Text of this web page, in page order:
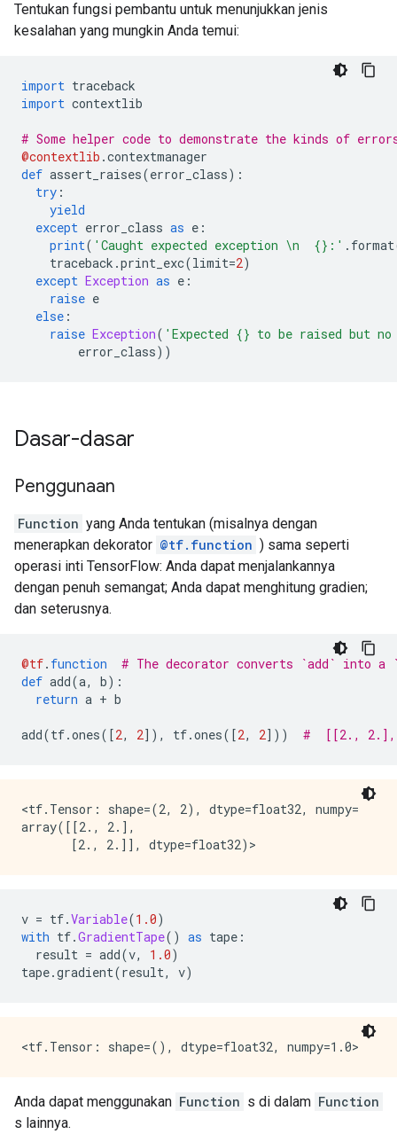
Tentukan fungsi pembantu untuk menunjukkan jenis
kesalahan yang mungkin Anda temui:
import traceback
import contextlib
# Some helper code to demonstrate the kinds of
@contextlib .contextmanager
def assert_raises(error_class):
try :
yield
except error_class as e :
print( 'Caught expected exception \n  {}:' . format
traceback .print_exc(limit=2)
except Exception as e :
raise e
else :
raise Exception( 'Expected {} to be raised but
error_class))
Dasar-dasar
Penggunaan
Function yang Anda tentukan (misalnya dengan
menerapkan dekorator @tf.function ) sama seperti
operasi inti TensorFlow: Anda dapat menjalankannya
dengan penuh semangat; Anda dapat menghitung gradien;
dan seterusnya.
@tf. function
# The decorator converts `add` into a
def add(a, b):
return a + b
add(tf.ones([2, 2]), tf.ones([2, 2])) #  [[2.,
<tf.Tensor: shape=(2, 2), dtype=float32, numpy=
array([[2., 2.],
v = tf.Variable(1.0)
with tf.GradientTape() as tape :
result = add(v, 1.0)
tape.gradient(result, v)
Anda dapat menggunakan Function s di dalam Function
s lainnya.